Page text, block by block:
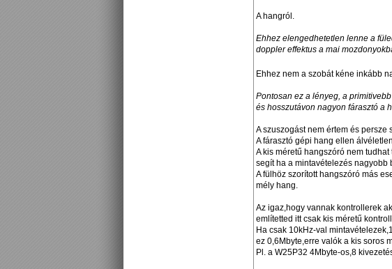
A hangról.
Ehhez elengedhetetlen lenne a
doppler effektus a mai
Ehhez nem a szobát kéne inkább
Pontosan ez a lényeg, a
és hosszutávon nagyon fárasztó a
A szuszogást nem értem és persze
A fárasztó gépi hang ellen
A kis méretű hangszóró nem
segít ha a mintavételezés nagyobb
A fülhöz szorított hangszóró más
mély hang.
Az igaz,hogy vannak kontrollerek
említetted itt csak kis méretű
Ha csak 10kHz-val
ez 0,6Mbyte,erre valók a kis soros
Pl. a W25P32 4Mbyte-os,8